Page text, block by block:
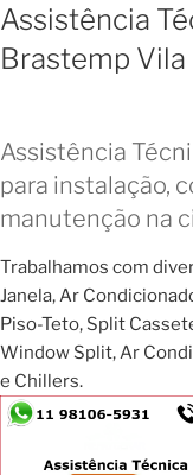
Assistência
Brastemp
Assistência
para instalação,
manutenção na
Trabalhamos com
Janela, Ar
Piso-Teto, Split
Window Split, Ar
e Chillers.